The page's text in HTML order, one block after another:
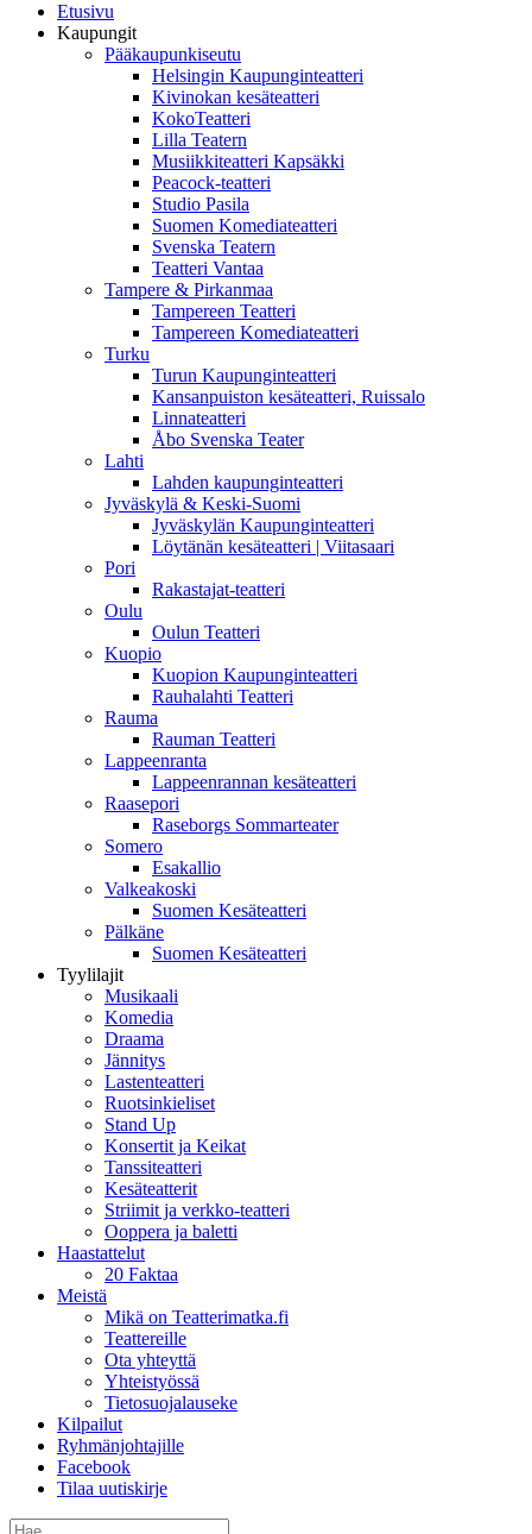
Etusivu
Kaupungit
Pääkaupunkiseutu
Helsingin Kaupunginteatteri
Kivinokan kesäteatteri
KokoTeatteri
Lilla Teatern
Musiikkiteatteri Kapsäkki
Peacock-teatteri
Studio Pasila
Suomen Komediateatteri
Svenska Teatern
Teatteri Vantaa
Tampere & Pirkanmaa
Tampereen Teatteri
Tampereen Komediateatteri
Turku
Turun Kaupunginteatteri
Kansanpuiston kesäteatteri, Ruissalo
Linnateatteri
Åbo Svenska Teater
Lahti
Lahden kaupunginteatteri
Jyväskylä & Keski-Suomi
Jyväskylän Kaupunginteatteri
Löytänän kesäteatteri | Viitasaari
Pori
Rakastajat-teatteri
Oulu
Oulun Teatteri
Kuopio
Kuopion Kaupunginteatteri
Rauhalahti Teatteri
Rauma
Rauman Teatteri
Lappeenranta
Lappeenrannan kesäteatteri
Raasepori
Raseborgs Sommarteater
Somero
Esakallio
Valkeakoski
Suomen Kesäteatteri
Pälkäne
Suomen Kesäteatteri
Tyylilajit
Musikaali
Komedia
Draama
Jännitys
Lastenteatteri
Ruotsinkieliset
Stand Up
Konsertit ja Keikat
Tanssiteatteri
Kesäteatterit
Striimit ja verkko-teatteri
Ooppera ja baletti
Haastattelut
20 Faktaa
Meistä
Mikä on Teatterimatka.fi
Teattereille
Ota yhteyttä
Yhteistyössä
Tietosuojalauseke
Kilpailut
Ryhmänjohtajille
Facebook
Tilaa uutiskirje
Etsi